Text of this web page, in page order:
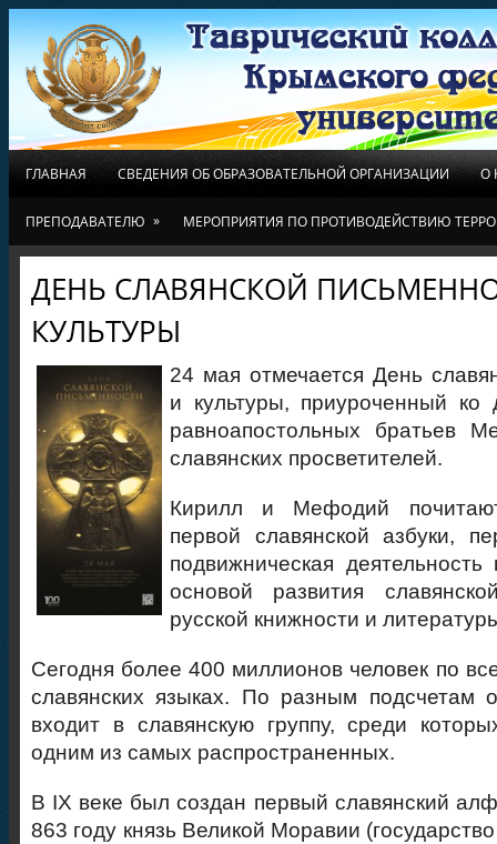
ГЛАВНАЯ СВЕДЕНИЯ ОБ ОБРАЗОВАТЕЛЬНОЙ ОРГАНИЗАЦИИ О
ПРЕПОДАВАТЕЛЮ » МЕРОПРИЯТИЯ ПО ПРОТИВОДЕЙСТВИЮ
ДЕНЬ СЛАВЯНСКОЙ
КУЛЬТУРЫ
24 мая отмечается День
и культуры, приуроченный ко
равноапостольных братьев
славянских просветителей.
Кирилл и Мефодий
первой славянской азбуки,
подвижническая
основой развития
русской книжности и
Сегодня более 400 миллионов человек по
славянских языках. По разным подсчетам
входит в славянскую группу, среди
одним из самых распространенных.
В IX веке был создан первый славянский
863 году князь Великой Моравии